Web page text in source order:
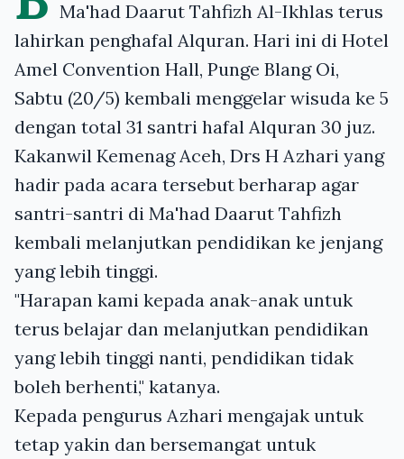
Ma'had Daarut Tahfizh Al-Ikhlas terus
lahirkan penghafal Alquran. Hari ini di Hotel
Amel Convention Hall, Punge Blang Oi,
Sabtu (20/5) kembali menggelar wisuda ke 5
dengan total 31 santri hafal Alquran 30 juz.
Kakanwil Kemenag Aceh, Drs H Azhari yang
hadir pada acara tersebut berharap agar
santri-santri di Ma'had Daarut Tahfizh
kembali melanjutkan pendidikan ke jenjang
yang lebih tinggi.
"Harapan kami kepada anak-anak untuk
terus belajar dan melanjutkan pendidikan
yang lebih tinggi nanti, pendidikan tidak
boleh berhenti," katanya.
Kepada pengurus Azhari mengajak untuk
tetap yakin dan bersemangat untuk